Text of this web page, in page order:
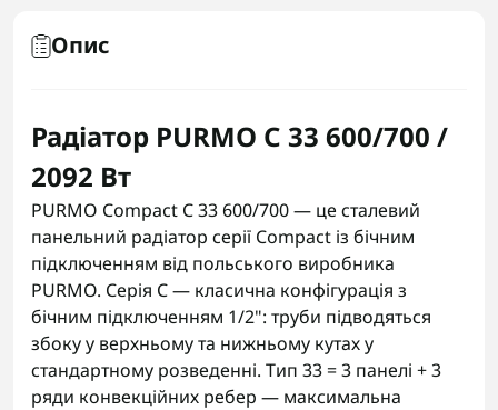
Опис
Радіатор PURMO С 33 600/700 /
2092 Вт
PURMO Compact C 33 600/700 — це сталевий
панельний радіатор серії Compact із бічним
підключенням від польського виробника
PURMO. Серія C — класична конфігурація з
бічним підключенням 1/2": труби підводяться
збоку у верхньому та нижньому кутах у
стандартному розведенні. Тип 33 = 3 панелі + 3
ряди конвекційних ребер — максимальна